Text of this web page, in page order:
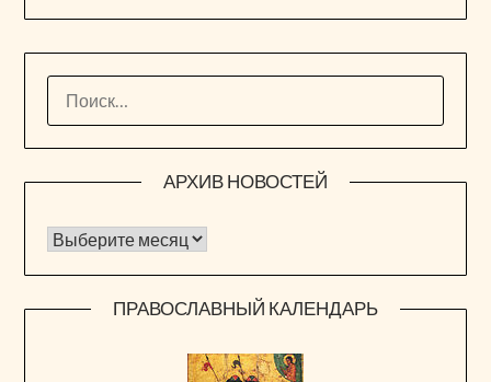
АРХИВ НОВОСТЕЙ
Архив новостей
ПРАВОСЛАВНЫЙ КАЛЕНДАРЬ